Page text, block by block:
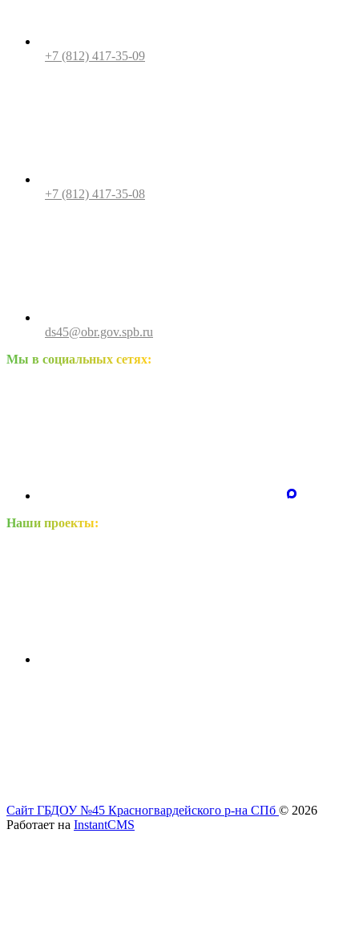
+7 (812) 417-35-09
+7 (812) 417-35-08
ds45@obr.gov.spb.ru
Мы в социальных сетях:
Наши проекты:
Сайт ГБДОУ №45 Красногвардейского р-на СПб © 2026
Работает на InstantCMS